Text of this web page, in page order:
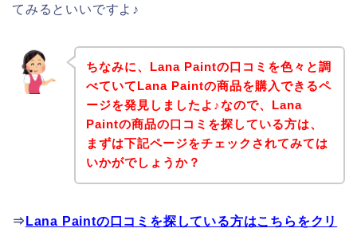
てみるといいですよ♪
ちなみに、Lana Paintの口コミを色々と調
べていてLana Paintの商品を購入できるペ
ージを発見しましたよ♪なので、Lana
Paintの商品の口コミを探している方は、
まずは下記ページをチェックされてみては
いかがでしょうか？
⇒ Lana Paintの口コミを探している方はこちらをクリ